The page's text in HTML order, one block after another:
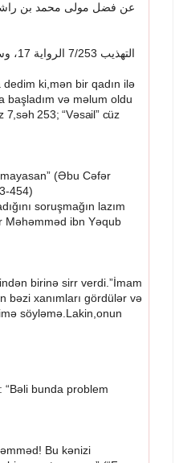
عن فضل مولى محمد بن
التهذيب الرواية ،
ki,mən bir qadın ilə
başladım və məlum oldu
7,səh 253; “Vəsail” cüz
(Əbu Cəfər
454)
soruşmağın lazım
Məhəmməd ibn Yəqub
birinə sirr verdi.”İmam
bəzi xanımları gördülər və
söyləmə.Lakin,onun
“Bəli bunda problem
Bu kənizi